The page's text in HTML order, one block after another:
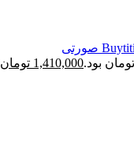
1,410,000 تومان